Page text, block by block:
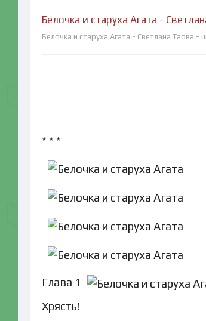
Белочка и старуха Агата -
Белочка и старуха Агата - Светлана Таова -
* * *
Глава 1
Хрясть!